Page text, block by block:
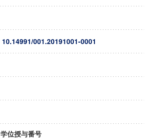
10.14991/001.20191001-0001
学位授与番号